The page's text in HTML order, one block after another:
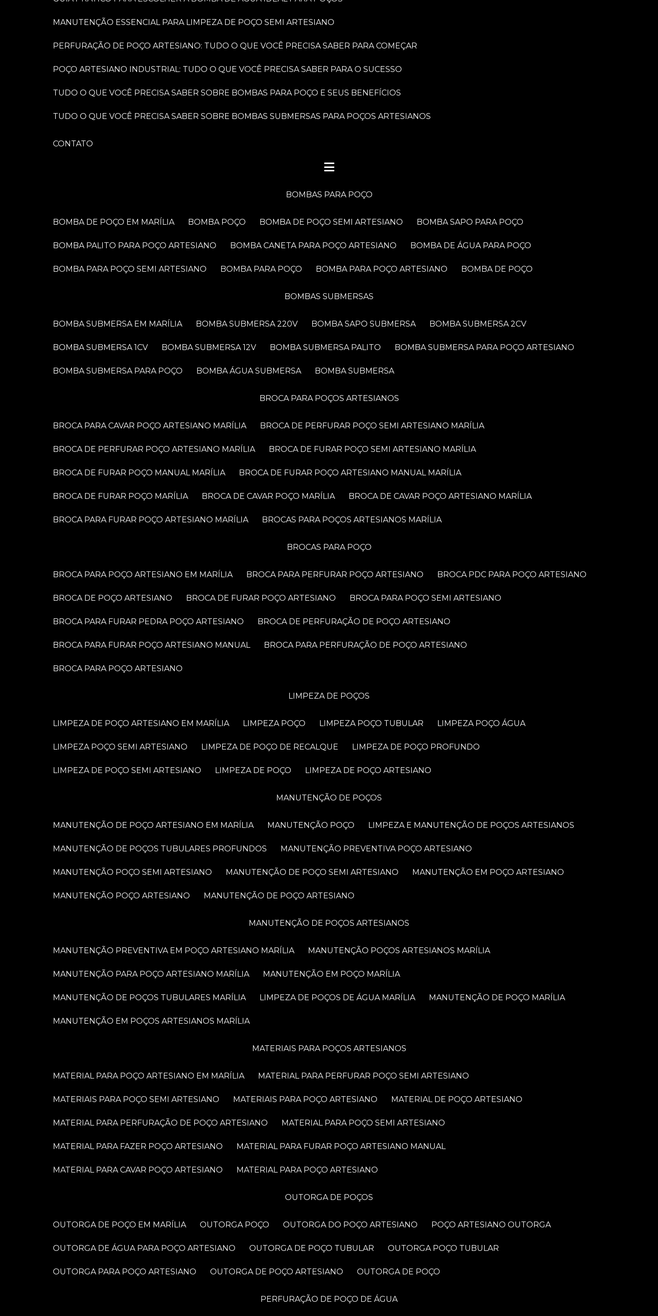
MANUTENÇÃO ESSENCIAL PARA LIMPEZA DE POÇO SEMI ARTESIANO
PERFURAÇÃO DE POÇO ARTESIANO: TUDO O QUE VOCÊ PRECISA SABER PARA COMEÇAR
POÇO ARTESIANO INDUSTRIAL: TUDO O QUE VOCÊ PRECISA SABER PARA O SUCESSO
TUDO O QUE VOCÊ PRECISA SABER SOBRE BOMBAS PARA POÇO E SEUS BENEFÍCIOS
TUDO O QUE VOCÊ PRECISA SABER SOBRE BOMBAS SUBMERSAS PARA POÇOS ARTESIANOS
CONTATO
BOMBAS PARA POÇO
BOMBA DE POÇO EM MARÍLIA BOMBA POÇO BOMBA DE POÇO SEMI ARTESIANO BOMBA SAPO PARA POÇO
BOMBA PALITO PARA POÇO ARTESIANO BOMBA CANETA PARA POÇO ARTESIANO BOMBA DE ÁGUA PARA POÇO
BOMBA PARA POÇO SEMI ARTESIANO BOMBA PARA POÇO BOMBA PARA POÇO ARTESIANO BOMBA DE POÇO
BOMBAS SUBMERSAS
BOMBA SUBMERSA EM MARÍLIA BOMBA SUBMERSA 220V BOMBA SAPO SUBMERSA BOMBA SUBMERSA 2CV
BOMBA SUBMERSA 1CV BOMBA SUBMERSA 12V BOMBA SUBMERSA PALITO BOMBA SUBMERSA PARA POÇO ARTESIANO
BOMBA SUBMERSA PARA POÇO BOMBA ÁGUA SUBMERSA BOMBA SUBMERSA
BROCA PARA POÇOS ARTESIANOS
BROCA PARA CAVAR POÇO ARTESIANO MARÍLIA BROCA DE PERFURAR POÇO SEMI ARTESIANO MARÍLIA
BROCA DE PERFURAR POÇO ARTESIANO MARÍLIA BROCA DE FURAR POÇO SEMI ARTESIANO MARÍLIA
BROCA DE FURAR POÇO MANUAL MARÍLIA BROCA DE FURAR POÇO ARTESIANO MANUAL MARÍLIA
BROCA DE FURAR POÇO MARÍLIA BROCA DE CAVAR POÇO MARÍLIA BROCA DE CAVAR POÇO ARTESIANO MARÍLIA
BROCA PARA FURAR POÇO ARTESIANO MARÍLIA BROCAS PARA POÇOS ARTESIANOS MARÍLIA
BROCAS PARA POÇO
BROCA PARA POÇO ARTESIANO EM MARÍLIA BROCA PARA PERFURAR POÇO ARTESIANO BROCA PDC PARA POÇO ARTESIANO
BROCA DE POÇO ARTESIANO BROCA DE FURAR POÇO ARTESIANO BROCA PARA POÇO SEMI ARTESIANO
BROCA PARA FURAR PEDRA POÇO ARTESIANO BROCA DE PERFURAÇÃO DE POÇO ARTESIANO
BROCA PARA FURAR POÇO ARTESIANO MANUAL BROCA PARA PERFURAÇÃO DE POÇO ARTESIANO
BROCA PARA POÇO ARTESIANO
LIMPEZA DE POÇOS
LIMPEZA DE POÇO ARTESIANO EM MARÍLIA LIMPEZA POÇO LIMPEZA POÇO TUBULAR LIMPEZA POÇO ÁGUA
LIMPEZA POÇO SEMI ARTESIANO LIMPEZA DE POÇO DE RECALQUE LIMPEZA DE POÇO PROFUNDO
LIMPEZA DE POÇO SEMI ARTESIANO LIMPEZA DE POÇO LIMPEZA DE POÇO ARTESIANO
MANUTENÇÃO DE POÇOS
MANUTENÇÃO DE POÇO ARTESIANO EM MARÍLIA MANUTENÇÃO POÇO LIMPEZA E MANUTENÇÃO DE POÇOS ARTESIANOS
MANUTENÇÃO DE POÇOS TUBULARES PROFUNDOS MANUTENÇÃO PREVENTIVA POÇO ARTESIANO
MANUTENÇÃO POÇO SEMI ARTESIANO MANUTENÇÃO DE POÇO SEMI ARTESIANO MANUTENÇÃO EM POÇO ARTESIANO
MANUTENÇÃO POÇO ARTESIANO MANUTENÇÃO DE POÇO ARTESIANO
MANUTENÇÃO DE POÇOS ARTESIANOS
MANUTENÇÃO PREVENTIVA EM POÇO ARTESIANO MARÍLIA MANUTENÇÃO POÇOS ARTESIANOS MARÍLIA
MANUTENÇÃO PARA POÇO ARTESIANO MARÍLIA MANUTENÇÃO EM POÇO MARÍLIA
MANUTENÇÃO DE POÇOS TUBULARES MARÍLIA LIMPEZA DE POÇOS DE ÁGUA MARÍLIA MANUTENÇÃO DE POÇO MARÍLIA
MANUTENÇÃO EM POÇOS ARTESIANOS MARÍLIA
MATERIAIS PARA POÇOS ARTESIANOS
MATERIAL PARA POÇO ARTESIANO EM MARÍLIA MATERIAL PARA PERFURAR POÇO SEMI ARTESIANO
MATERIAIS PARA POÇO SEMI ARTESIANO MATERIAIS PARA POÇO ARTESIANO MATERIAL DE POÇO ARTESIANO
MATERIAL PARA PERFURAÇÃO DE POÇO ARTESIANO MATERIAL PARA POÇO SEMI ARTESIANO
MATERIAL PARA FAZER POÇO ARTESIANO MATERIAL PARA FURAR POÇO ARTESIANO MANUAL
MATERIAL PARA CAVAR POÇO ARTESIANO MATERIAL PARA POÇO ARTESIANO
OUTORGA DE POÇOS
OUTORGA DE POÇO EM MARÍLIA OUTORGA POÇO OUTORGA DO POÇO ARTESIANO POÇO ARTESIANO OUTORGA
OUTORGA DE ÁGUA PARA POÇO ARTESIANO OUTORGA DE POÇO TUBULAR OUTORGA POÇO TUBULAR
OUTORGA PARA POÇO ARTESIANO OUTORGA DE POÇO ARTESIANO OUTORGA DE POÇO
PERFURAÇÃO DE POÇO DE ÁGUA